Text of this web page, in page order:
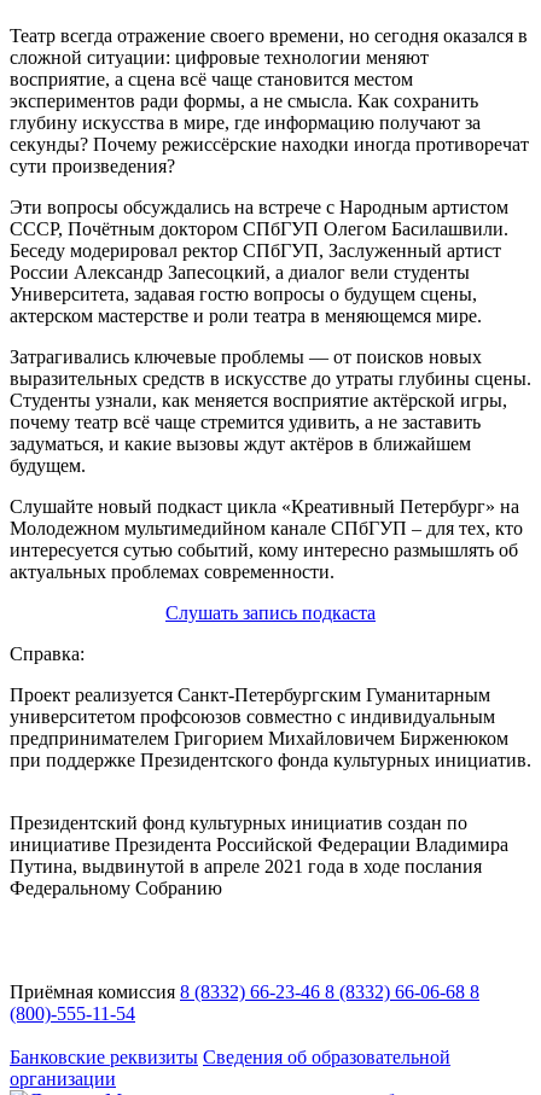
Театр всегда отражение своего времени, но сегодня оказался в
сложной ситуации: цифровые технологии меняют
восприятие, а сцена всё чаще становится местом
экспериментов ради формы, а не смысла. Как сохранить
глубину искусства в мире, где информацию получают за
секунды? Почему режиссёрские находки иногда противоречат
сути произведения?
Эти вопросы обсуждались на встрече с Народным артистом
СССР, Почётным доктором СПбГУП Олегом Басилашвили.
Беседу модерировал ректор СПбГУП, Заслуженный артист
России Александр Запесоцкий, а диалог вели студенты
Университета, задавая гостю вопросы о будущем сцены,
актерском мастерстве и роли театра в меняющемся мире.
Затрагивались ключевые проблемы — от поисков новых
выразительных средств в искусстве до утраты глубины сцены.
Студенты узнали, как меняется восприятие актёрской игры,
почему театр всё чаще стремится удивить, а не заставить
задуматься, и какие вызовы ждут актёров в ближайшем
будущем.
Слушайте новый подкаст цикла «Креативный Петербург» на
Молодежном мультимедийном канале СПбГУП – для тех, кто
интересуется сутью событий, кому интересно размышлять об
актуальных проблемах современности.
Слушать запись подкаста
Справка:
Проект реализуется Санкт-Петербургским Гуманитарным
университетом профсоюзов совместно с индивидуальным
предпринимателем Григорием Михайловичем Бирженюком
при поддержке Президентского фонда культурных инициатив.
Президентский фонд культурных инициатив создан по
инициативе Президента Российской Федерации Владимира
Путина, выдвинутой в апреле 2021 года в ходе послания
Федеральному Собранию
Приёмная комиссия 8 (8332) 66-23-46 8 (8332) 66-06-68 8
(800)-555-11-54
Банковские реквизиты Сведения об образовательной
организации